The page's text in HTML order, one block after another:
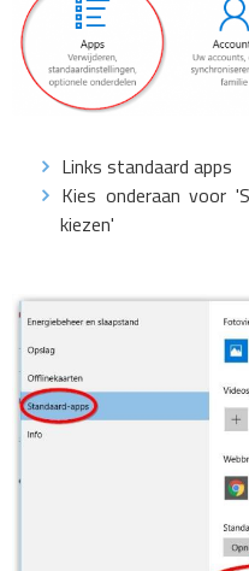
Links standaard apps
Kies onderaan voor
kiezen'